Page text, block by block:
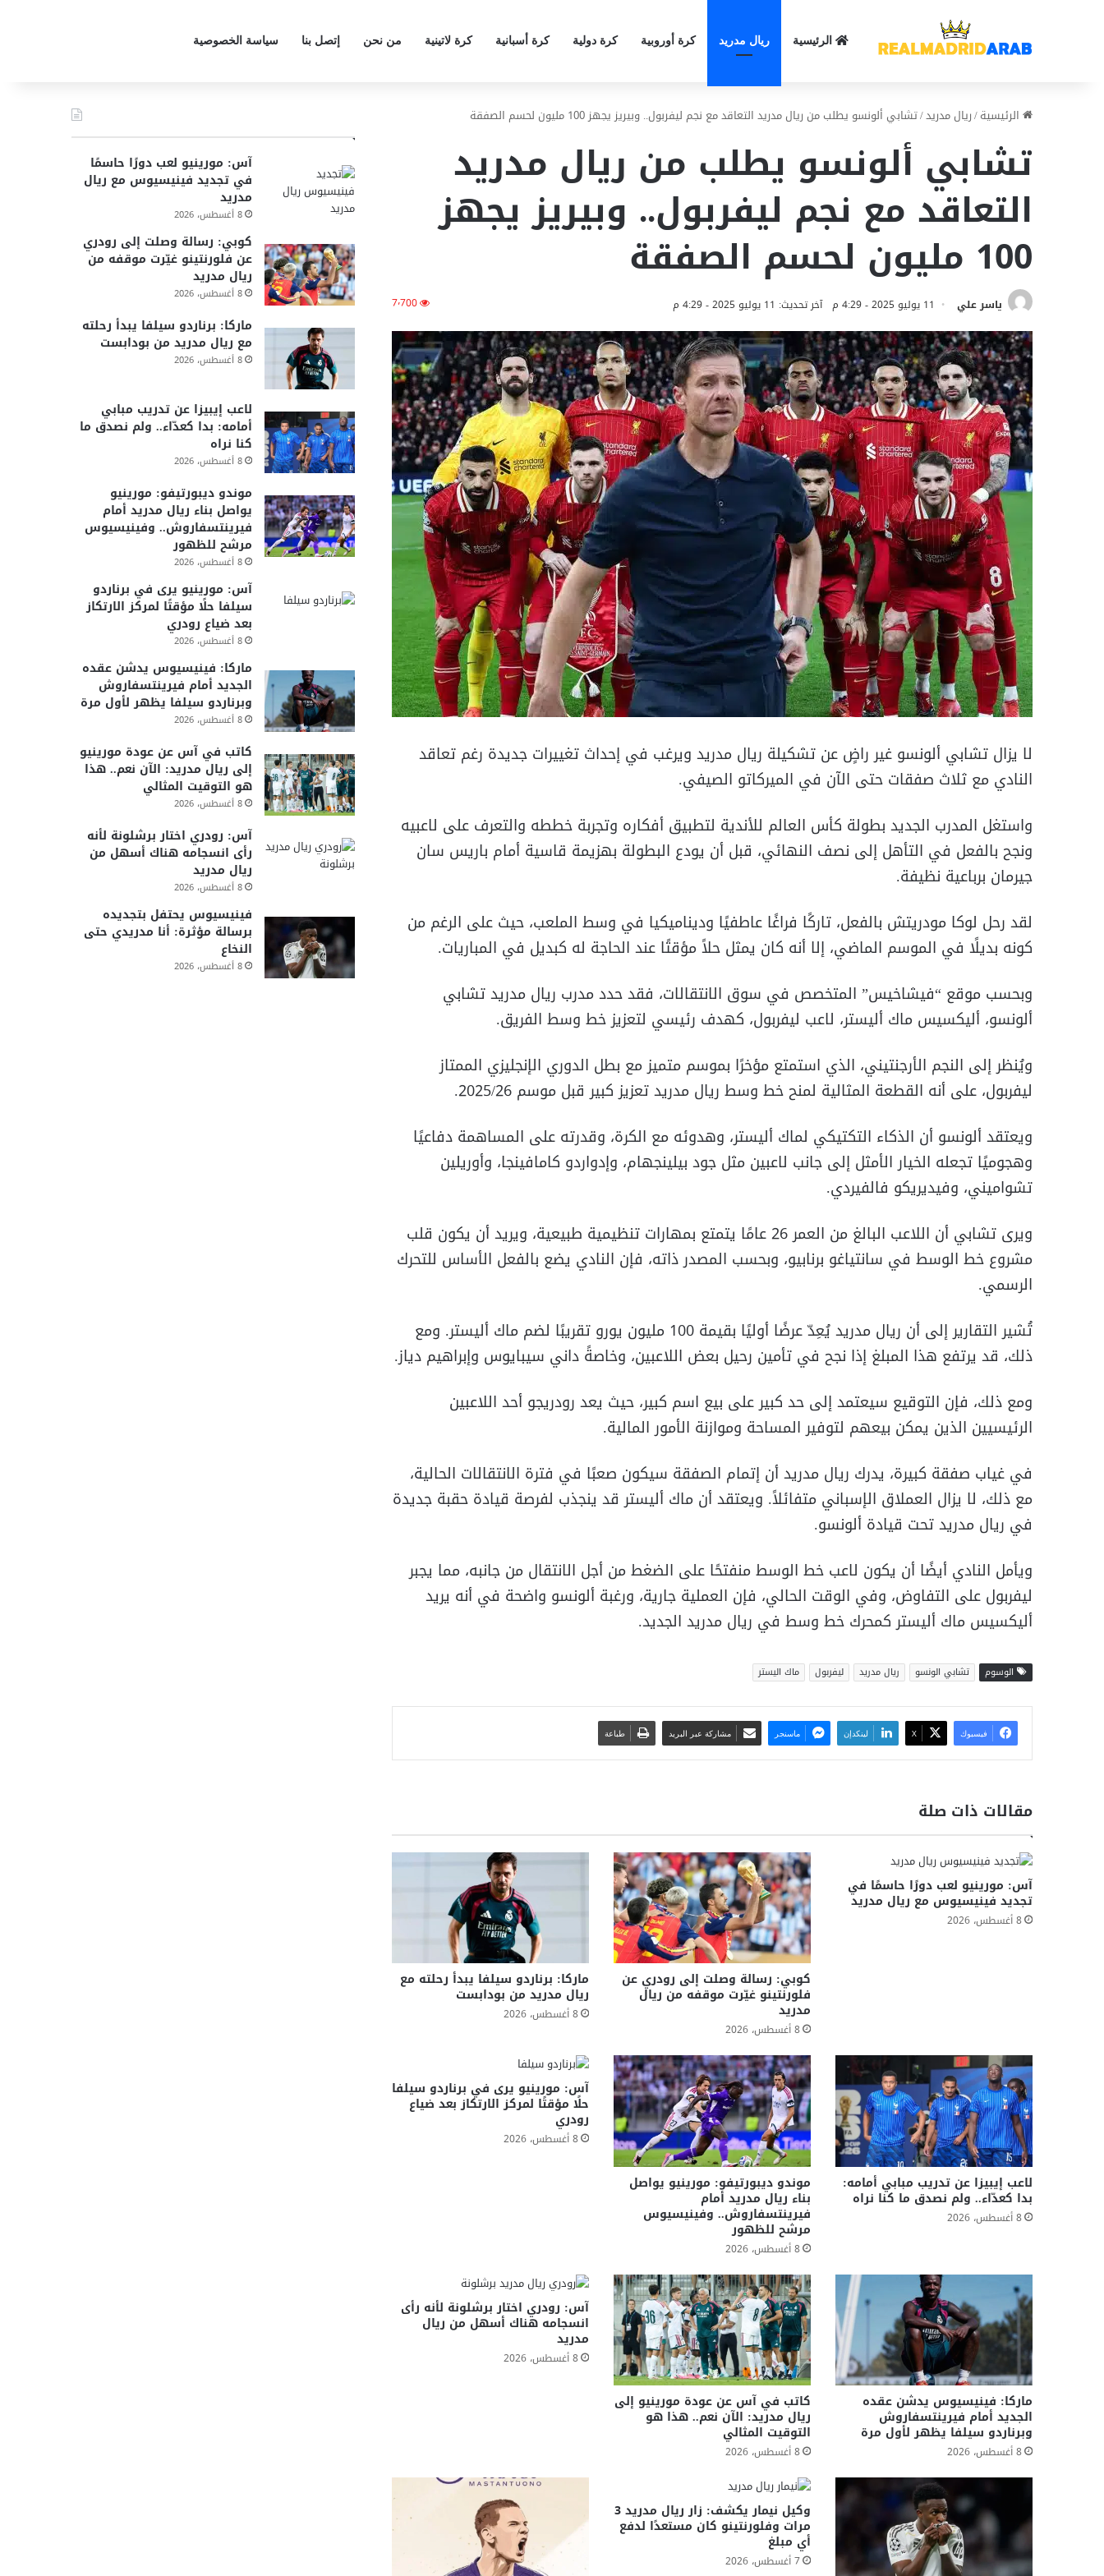
الرئيسية ريال مدريد كرة أوروبية كرة دولية كرة أسبانية كرة لاتينية من نحن إتصل بنا سياسة الخصوصية
الرئيسية/ريال مدريد/تشابي ألونسو يطلب من ريال مدريد التعاقد مع نجم ليفربول.. وبيريز يجهز 100 مليون لحسم الصفقة
تشابي ألونسو يطلب من ريال مدريد
التعاقد مع نجم ليفربول.. وبيريز يجهز
100 مليون لحسم الصفقة
ياسر علي 11 يوليو 2025 - 4:29 م آخر تحديث: 11 يوليو 2025 - 4:29 م 7٬700
لا يزال تشابي ألونسو غير راضٍ عن تشكيلة ريال مدريد ويرغب في إحداث تغييرات جديدة رغم تعاقد
النادي مع ثلاث صفقات حتى الآن في الميركاتو الصيفي.
واستغل المدرب الجديد بطولة كأس العالم للأندية لتطبيق أفكاره وتجربة خططه والتعرف على لاعبيه
ونجح بالفعل في التأهل إلى نصف النهائي، قبل أن يودع البطولة بهزيمة قاسية أمام باريس سان
جيرمان برباعية نظيفة.
لقد رحل لوكا مودريتش بالفعل، تاركًا فراغًا عاطفيًا وديناميكيا في وسط الملعب، حيث على الرغم من
كونه بديلًا في الموسم الماضي، إلا أنه كان يمثل حلاً مؤقتًا عند الحاجة له كبديل في المباريات.
وبحسب موقع “فيشاخيس” المتخصص في سوق الانتقالات، فقد حدد مدرب ريال مدريد تشابي
ألونسو، أليكسيس ماك أليستر، لاعب ليفربول، كهدف رئيسي لتعزيز خط وسط الفريق.
ويُنظر إلى النجم الأرجنتيني، الذي استمتع مؤخرًا بموسم متميز مع بطل الدوري الإنجليزي الممتاز
ليفربول، على أنه القطعة المثالية لمنح خط وسط ريال مدريد تعزيز كبير قبل موسم 2025/26.
ويعتقد ألونسو أن الذكاء التكتيكي لماك أليستر، وهدوئه مع الكرة، وقدرته على المساهمة دفاعيًا
وهجوميًا تجعله الخيار الأمثل إلى جانب لاعبين مثل جود بيلينجهام، وإدواردو كامافينجا، وأوريلين
تشواميني، وفيديريكو فالفيردي.
ويرى تشابي أن اللاعب البالغ من العمر 26 عامًا يتمتع بمهارات تنظيمية طبيعية، ويريد أن يكون قلب
مشروع خط الوسط في سانتياغو برنابيو، وبحسب المصدر ذاته، فإن النادي يضع بالفعل الأساس للتحرك
الرسمي.
تُشير التقارير إلى أن ريال مدريد يُعِدّ عرضًا أوليًا بقيمة 100 مليون يورو تقريبًا لضم ماك أليستر. ومع
ذلك، قد يرتفع هذا المبلغ إذا نجح في تأمين رحيل بعض اللاعبين، وخاصةً داني سيبايوس وإبراهيم دياز.
ومع ذلك، فإن التوقيع سيعتمد إلى حد كبير على بيع اسم كبير، حيث يعد رودريجو أحد اللاعبين
الرئيسيين الذين يمكن بيعهم لتوفير المساحة وموازنة الأمور المالية.
في غياب صفقة كبيرة، يدرك ريال مدريد أن إتمام الصفقة سيكون صعبًا في فترة الانتقالات الحالية،
مع ذلك، لا يزال العملاق الإسباني متفائلاً. ويعتقد أن ماك أليستر قد ينجذب لفرصة قيادة حقبة جديدة
في ريال مدريد تحت قيادة ألونسو.
ويأمل النادي أيضًا أن يكون لاعب خط الوسط منفتحًا على الضغط من أجل الانتقال من جانبه، مما يجبر
ليفربول على التفاوض، وفي الوقت الحالي، فإن العملية جارية، ورغبة ألونسو واضحة في أنه يريد
أليكسيس ماك أليستر كمحرك خط وسط في ريال مدريد الجديد.
الوسوم تشابي الونسو ريال مدريد ليفربول ماك اليستر
فيسبوك ‫X لينكدإن ماسنجر مشاركة عبر البريد طباعة
مقالات ذات صلة
آس: مورينيو لعب دورًا حاسمًا في
تجديد فينيسيوس مع ريال مدريد
8 أغسطس، 2026
كوبي: رسالة وصلت إلى رودري عن
فلورنتينو غيّرت موقفه من ريال
مدريد
8 أغسطس، 2026
ماركا: برناردو سيلفا يبدأ رحلته مع
ريال مدريد من بودابست
8 أغسطس، 2026
لاعب إيبيزا عن تدريب مبابي أمامه:
بدا كعدّاء.. ولم نصدق ما كنا نراه
8 أغسطس، 2026
موندو ديبورتيفو: مورينيو يواصل
بناء ريال مدريد أمام
فيرينتسفاروش.. وفينيسيوس
مرشح للظهور
8 أغسطس، 2026
آس: مورينيو يرى في برناردو سيلفا
حلًا مؤقتًا لمركز الارتكاز بعد ضياع
رودري
8 أغسطس، 2026
ماركا: فينيسيوس يدشن عقده
الجديد أمام فيرينتسفاروش
وبرناردو سيلفا يظهر لأول مرة
8 أغسطس، 2026
كاتب في آس عن عودة مورينيو إلى
ريال مدريد: الآن نعم.. هذا هو
التوقيت المثالي
8 أغسطس، 2026
آس: رودري اختار برشلونة لأنه رأى
انسجامه هناك أسهل من ريال
مدريد
8 أغسطس، 2026
وكيل نيمار يكشف: زار ريال مدريد 3
مرات وفلورنتينو كان مستعدًا لدفع
أي مبلغ
7 أغسطس، 2026
آس: مورينيو لعب دورًا حاسمًا
في تجديد فينيسيوس مع ريال
مدريد
8 أغسطس، 2026
كوبي: رسالة وصلت إلى رودري
عن فلورنتينو غيّرت موقفه من
ريال مدريد
8 أغسطس، 2026
ماركا: برناردو سيلفا يبدأ رحلته
مع ريال مدريد من بودابست
8 أغسطس، 2026
لاعب إيبيزا عن تدريب مبابي
أمامه: بدا كعدّاء.. ولم نصدق ما
كنا نراه
8 أغسطس، 2026
موندو ديبورتيفو: مورينيو
يواصل بناء ريال مدريد أمام
فيرينتسفاروش.. وفينيسيوس
مرشح للظهور
8 أغسطس، 2026
آس: مورينيو يرى في برناردو
سيلفا حلًا مؤقتًا لمركز الارتكاز
بعد ضياع رودري
8 أغسطس، 2026
ماركا: فينيسيوس يدشن عقده
الجديد أمام فيرينتسفاروش
وبرناردو سيلفا يظهر لأول مرة
8 أغسطس، 2026
كاتب في آس عن عودة مورينيو
إلى ريال مدريد: الآن نعم.. هذا
هو التوقيت المثالي
8 أغسطس، 2026
آس: رودري اختار برشلونة لأنه
رأى انسجامه هناك أسهل من
ريال مدريد
8 أغسطس، 2026
فينيسيوس يحتفل بتجديده
برسالة مؤثرة: أنا مدريدي حتى
النخاع
8 أغسطس، 2026